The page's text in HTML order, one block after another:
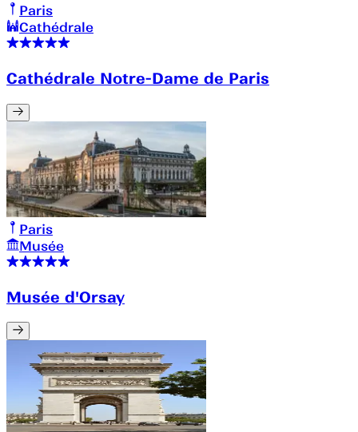
Paris
Cathédrale
Cathédrale Notre-Dame de Paris
Paris
Musée
Musée d'Orsay